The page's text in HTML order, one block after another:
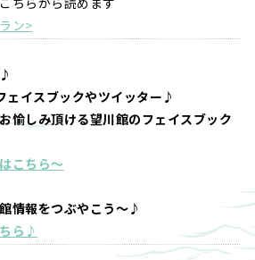
ン>
ェイスブックやツイッター♪
愉しみ頂ける望川館のフェイスブック
こちら～
情報をつぶやこう～♪
ら♪